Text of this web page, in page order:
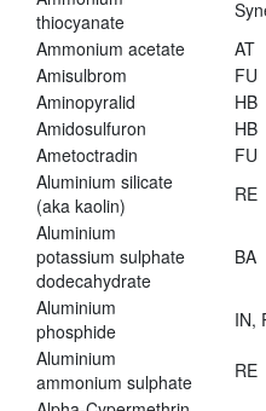
thiocyanate
Ammonium acetate
AT
Amisulbrom
FU
Aminopyralid
HB
Amidosulfuron
HB
Ametoctradin
FU
Aluminium silicate
(aka kaolin)
RE
Aluminium
potassium sulphate
dodecahydrate
BA
Aluminium
phosphide
IN,
Aluminium
ammonium sulphate
RE